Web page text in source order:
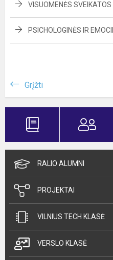
VISUOMENĖS
PSICHOLOGINĖS IR
Grįžti
RALIO ALUMNI
PROJEKTAI
VILNIUS TECH KLASĖ
VERSLO KLASĖ